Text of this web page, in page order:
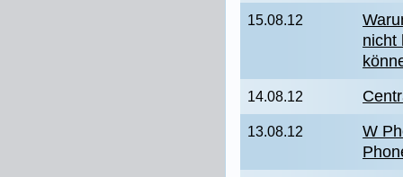
15.08.12
nicht
14.08.12
13.08.12
W